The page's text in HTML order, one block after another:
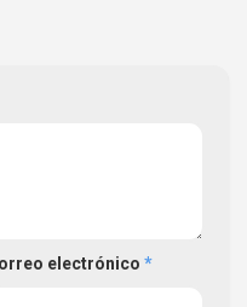
electrónico *